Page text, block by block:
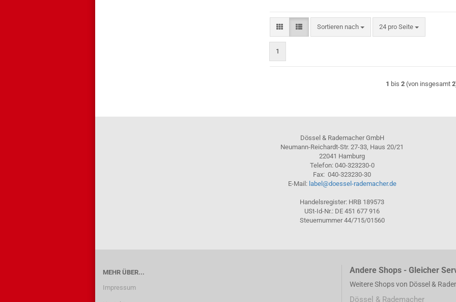
Sortieren nach
Sortieren nach 24 pro Seite
pro Seite
1
1 bis 2(von insgesamt 2
Dössel & Rademacher GmbH
Neumann-Reichardt-Str. 27-33, Haus 20/21
22041 Hamburg
Telefon: 040-323230-0
Fax: 040-323230-30
E-Mail: label@doessel-rademacher.de
Handelsregister: HRB 189573
USt-Id-Nr.: DE 451 677 916
Steuernummer 44/715/01560
MEHR ÜBER...
Impressum
Andere Shops - Gleicher
Weitere Shops von Dössel &
Dössel & Rademacher